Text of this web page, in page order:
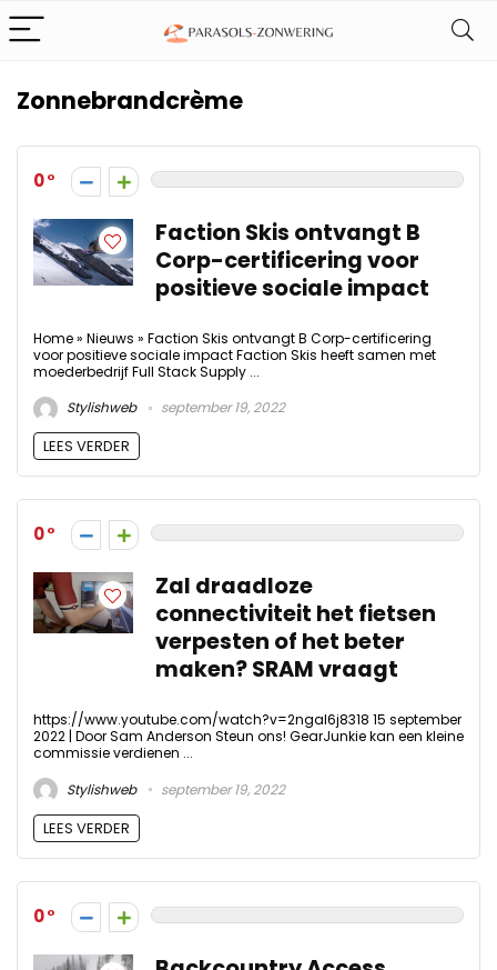
Zonnebrandcrème
0
Faction Skis ontvangt B
Corp-certificering voor
positieve sociale impact
Home » Nieuws » Faction Skis ontvangt B Corp-certificering
voor positieve sociale impact Faction Skis heeft samen met
moederbedrijf Full Stack Supply ...
Stylishweb
september 19, 2022
LEES VERDER
0
Zal draadloze
connectiviteit het fietsen
verpesten of het beter
maken? SRAM vraagt
https://www.youtube.com/watch?v=2ngal6j8318 15 september
2022 | Door Sam Anderson Steun ons! GearJunkie kan een kleine
commissie verdienen ...
Stylishweb
september 19, 2022
LEES VERDER
0